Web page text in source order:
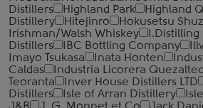
Distillers
Highland Park Highland
Distillery
Hitejinro Hokusetsu
Irishman/Walsh Whiskey
I.Distilling
Distillers
IBC Bottling Company
Imayo Tsukasa
Inata Honten
Caldas
Industria Licorera
Teoranta
Inver House Distillers LTD
Distillers
Isle of Arran Distillery